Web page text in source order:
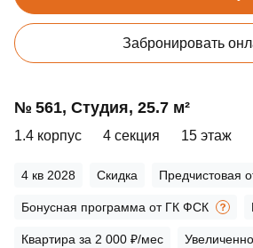
Забронировать
№ 561, Студия, 25.7 м²
1.4 корпус 4 секция 15 этаж
4 кв 2028 Скидка Предчистовая
Бонусная программа от ГК ФСК
Квартира за 2 000 ₽/мес